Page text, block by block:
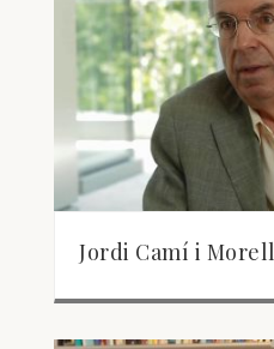
Jordi Camí i Morell